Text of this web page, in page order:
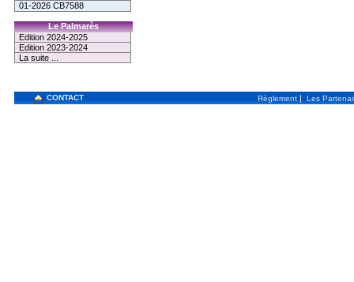
01-2026 CB7588
Le Palmarès
Edition 2024-2025
Edition 2023-2024
La suite ...
CONTACT Règlement | Les